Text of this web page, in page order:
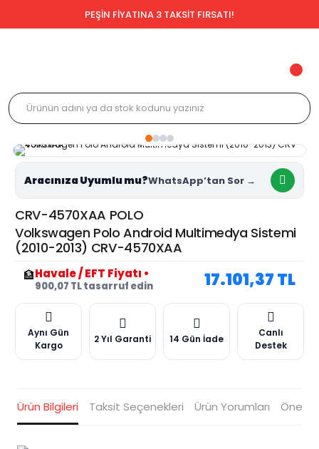
PEŞİN FİYATINA 3 TAKSİT FIRSATI!
Aracınıza Uyumlu mu?
CRV-4570XAA POLO
Volkswagen Polo Android Multimedya Sistemi
(2010-2013) CRV-4570XAA
🏦Havale / EFT Fiyatı •
900,07 TL tasarruf edin 17.101,37 TL
Aynı Gün
Kargo
2 Yıl Garanti 14 Gün İade
Canlı
Destek
Ürün Bilgileri Taksit Seçenekleri Ürün Yorumları